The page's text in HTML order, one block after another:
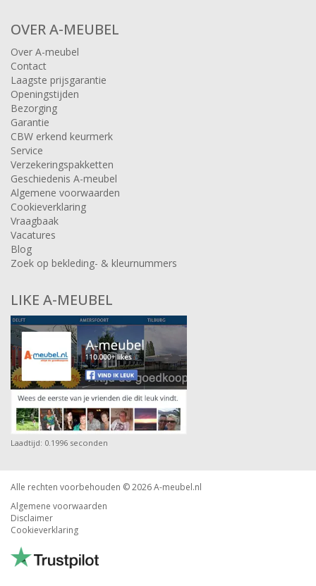
OVER A-MEUBEL
Over A-meubel
Contact
Laagste prijsgarantie
Openingstijden
Bezorging
Garantie
CBW erkend keurmerk
Service
Verzekeringspakketten
Geschiedenis A-meubel
Algemene voorwaarden
Cookieverklaring
Vraagbaak
Vacatures
Blog
Zoek op bekleding- & kleurnummers
LIKE A-MEUBEL
Laadtijd: 0.1996 seconden
Alle rechten voorbehouden © 2026A-meubel.nl
Algemene voorwaarden
Disclaimer
Cookieverklaring